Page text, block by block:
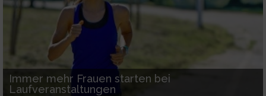
Immer mehr Frauen starten bei
Laufveranstaltungen
Werbung
Verwendung von Profilen zur Auswahl
personalisierter Werbung
Erstellung von Profilen zur Personalisierung
von Inhalten